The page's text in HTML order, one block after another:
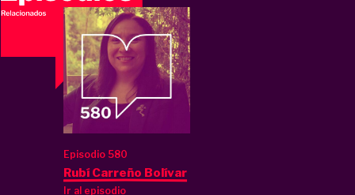
Episodio 580
Rubí Carreño Bolívar
Ir al episodio